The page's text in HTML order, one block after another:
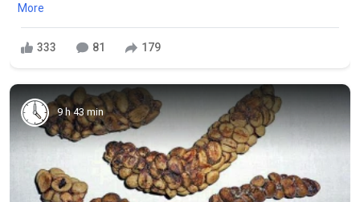
More
333 81 179
9 h 43 min